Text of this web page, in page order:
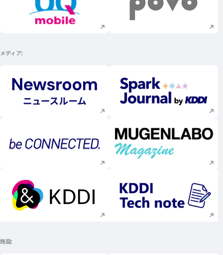
新規ウィンドウで開く 新規ウィンドウで
メディア
新規ウィンドウで開く 新規ウィンドウで
新規ウィンドウで開く 新規ウィンドウで
新規ウィンドウで開く 新規ウィンドウで
施設